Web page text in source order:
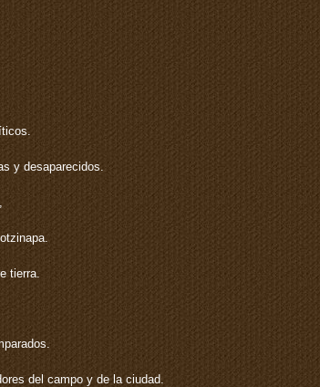
y desaparecidos.
tierra.
del campo y de la ciudad.